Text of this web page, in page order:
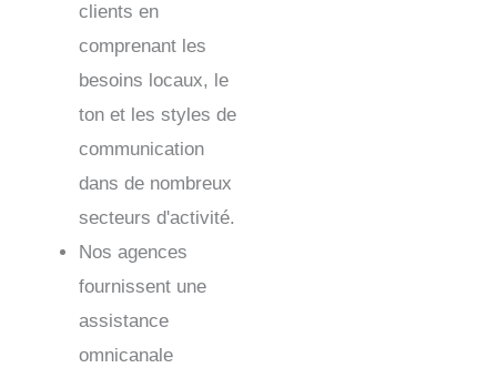
clients en
comprenant les
besoins locaux, le
ton et les styles de
communication
dans de nombreux
secteurs d'activité.
Nos agences
fournissent une
assistance
omnicanale